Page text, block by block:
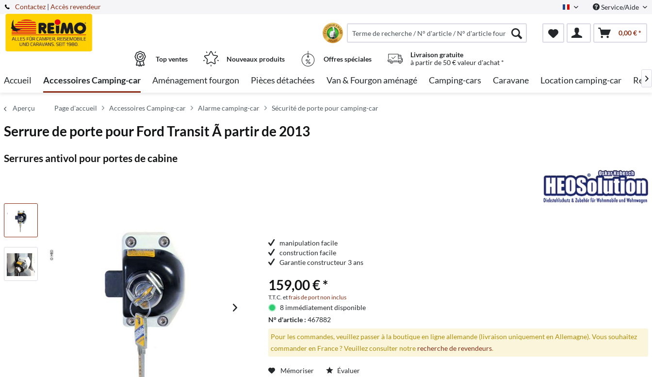
Contactez French Service/Aide
| Accès revendeur
0,00 € *
Top ventes Nouveaux produits Offres spéciales
Livraison gratuite
à partir de 50 € valeur d'achat *
Accueil Accessoires Camping-car Aménagement fourgon Pièces détachées Van & Fourgon aménagé Camping-cars Caravane Location camping-car 
Aperçu Page d'accueil Accessoires Camping-car Alarme camping-car Sécurité de porte pour camping-car
Serrure de porte pour Ford Transit Ã partir de 2013
Serrures antivol pour portes de cabine
manipulation facile
construction facile
Garantie constructeur 3 ans
159,00 € *
T.T.C. etfrais de port non inclus
8 immédiatement disponible
N° d'article : 467882
Pour les commandes, veuillez passer à la boutique en ligne allemande (livraison uniquement en Allemagne). Vous souhaitez
commander en France ? Veuillez consulter notre recherche de revendeurs.
Mémoriser Évaluer